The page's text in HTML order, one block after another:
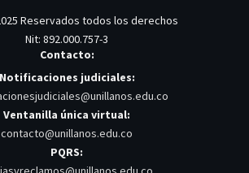
Reservados todos los derechos
Nit: 892.000.757-3
Contacto:
Notificaciones judiciales:
Ventanilla única virtual:
contacto@unillanos.edu.co
PQRS: